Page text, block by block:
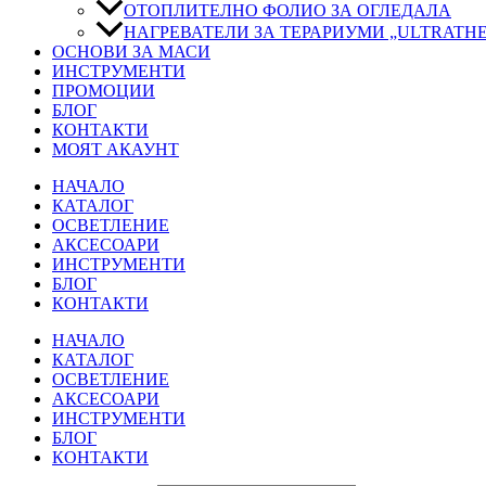
ОТОПЛИТЕЛНО ФОЛИО ЗА ОГЛЕДАЛА
НАГРЕВАТЕЛИ ЗА ТЕРАРИУМИ
ОСНОВИ ЗА МАСИ
ИНСТРУМЕНТИ
ПРОМОЦИИ
БЛОГ
КОНТАКТИ
МОЯТ АКАУНТ
НАЧАЛО
КАТАЛОГ
ОСВЕТЛЕНИЕ
АКСЕСОАРИ
ИНСТРУМЕНТИ
БЛОГ
КОНТАКТИ
НАЧАЛО
КАТАЛОГ
ОСВЕТЛЕНИЕ
АКСЕСОАРИ
ИНСТРУМЕНТИ
БЛОГ
КОНТАКТИ